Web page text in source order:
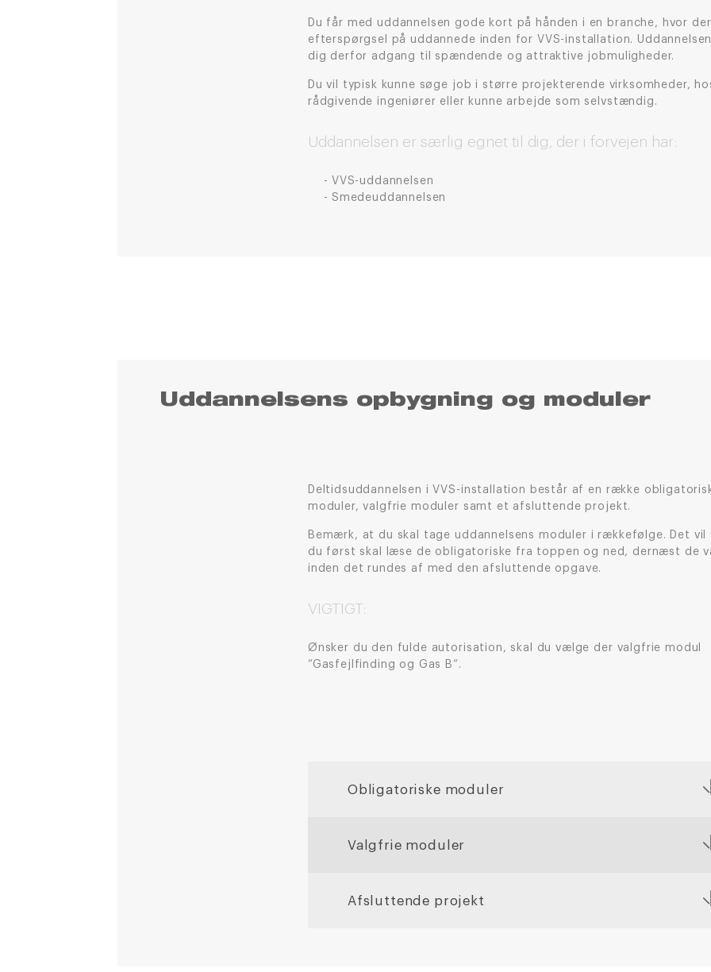
Du får med uddannelsen gode kort på hånden i en branche, hvor
efterspørgsel på uddannede inden for VVS-installation.
dig derfor adgang til spændende og attraktive jobmuligheder.
Du vil typisk kunne søge job i større projekterende virksomheder,
rådgivende ingeniører eller kunne arbejde som selvstændig.
Uddannelsen er særlig egnet til dig, der i forvejen har:
VVS-uddannelsen
Smedeuddannelsen
Uddannelsens opbygning og moduler
Deltidsuddannelsen i VVS-installation består af en række
moduler, valgfrie moduler samt et afsluttende projekt.
Bemærk, at du skal tage uddannelsens moduler i rækkefølge. Det vil
du først skal læse de obligatoriske fra toppen og ned, dernæst de
inden det rundes af med den afsluttende opgave.
VIGTIGT:
Ønsker du den fulde autorisation, skal du vælge der valgfrie modul
”Gasfejlfinding og Gas B”.
Obligatoriske moduler
Valgfrie moduler
Afsluttende projekt